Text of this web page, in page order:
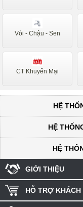
Ariston
Vòi - Chậu - Sen
CT Khuyến Mại
HỆ
HỆ
HỆ
GIỚI THIỆU
HỖ TRỢ KHÁCH